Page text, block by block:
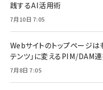
践するAI活用術
7月10日 7:05
Webサイトのトップページ
テンツ」に変えるPIM/DAM
7月8日 7:05